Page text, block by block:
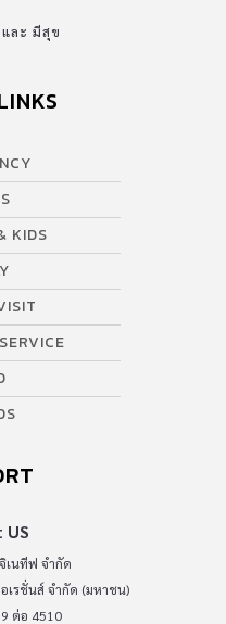
ละ มีสุข
KIDS
เนทีฟ จำกัด
เรชั่นส์ จำกัด (มหาชน)
ต่อ 4510